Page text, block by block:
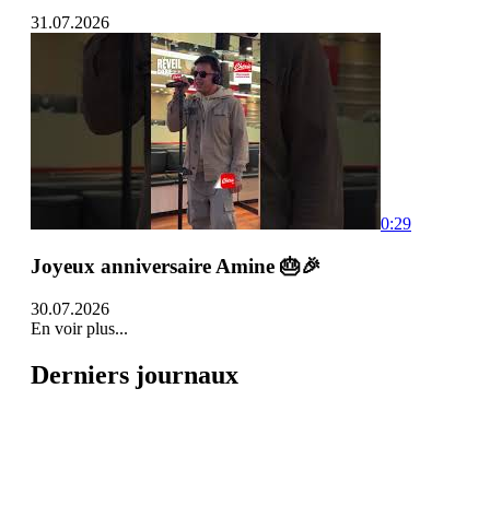
31.07.2026
0:29
Joyeux anniversaire Amine 🎂🎉
30.07.2026
En voir plus...
Derniers journaux